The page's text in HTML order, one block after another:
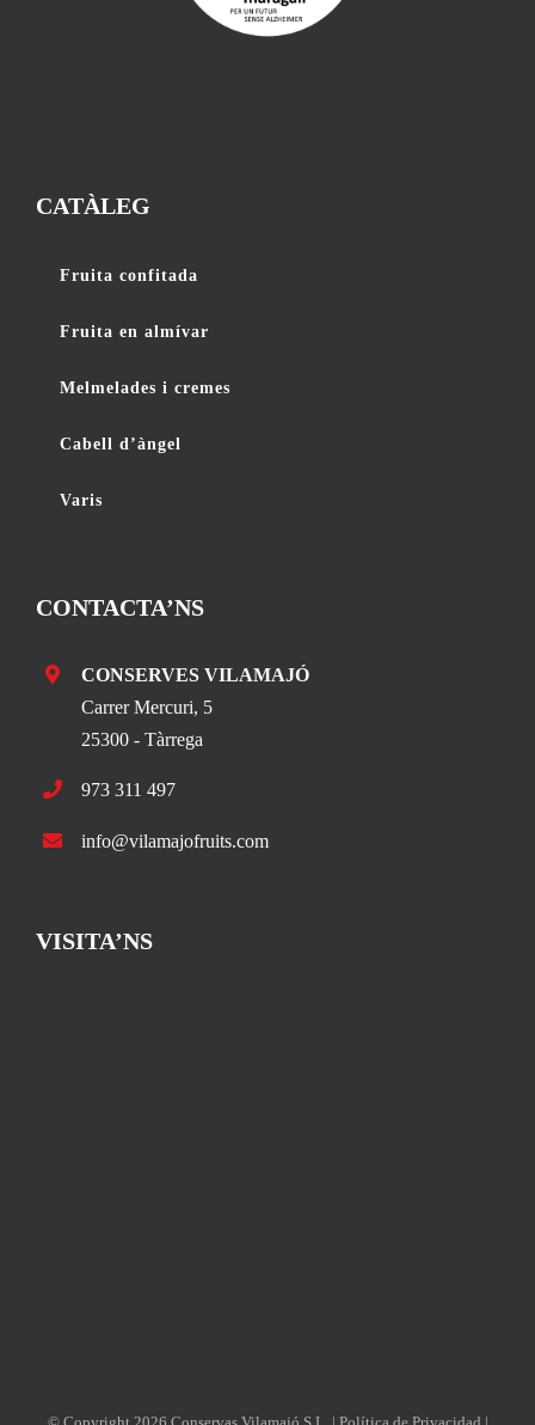
CATÀLEG
Fruita confitada
Fruita en almívar
Melmelades i cremes
Cabell d’àngel
Varis
CONTACTA’NS
CONSERVES VILAMAJÓ
Carrer Mercuri, 5
25300 - Tàrrega
973 311 497
info@vilamajofruits.com
VISITA’NS